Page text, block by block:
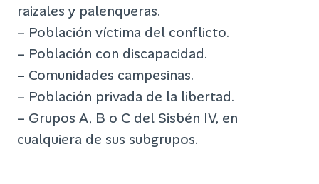
raizales y palenqueras.
– Población víctima del conflicto.
– Población con discapacidad.
– Comunidades campesinas.
– Población privada de la libertad.
– Grupos A, B o C del Sisbén IV, en
cualquiera de sus subgrupos.